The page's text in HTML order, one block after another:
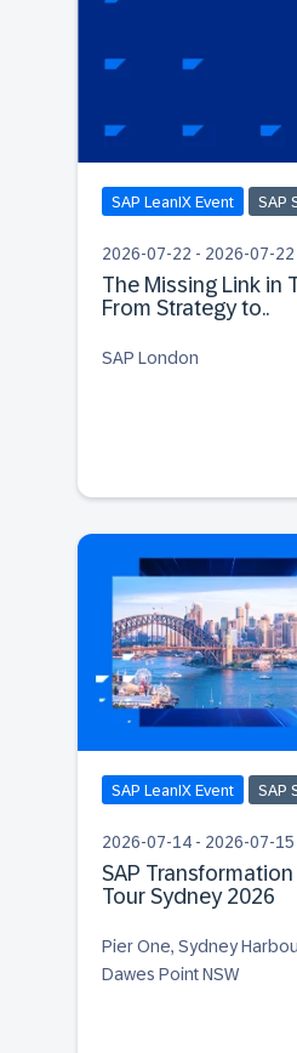
SAP LeanIX Event SAP
2026-07-22 - 2026-07-22
The Missing Link in
From Strategy to..
SAP London
SAP LeanIX Event SAP
2026-07-14 - 2026-07-15
SAP
Tour Sydney 2026
Pier One, Sydney
Dawes Point NSW